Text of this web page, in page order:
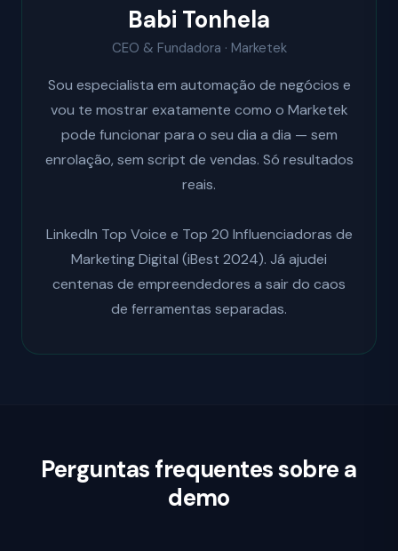
Babi Tonhela
CEO & Fundadora · Marketek
Sou especialista em automação de negócios e
vou te mostrar exatamente como o Marketek
pode funcionar para o seu dia a dia — sem
enrolação, sem script de vendas. Só resultados
reais.
LinkedIn Top Voice e Top 20 Influenciadoras de
Marketing Digital (iBest 2024). Já ajudei
centenas de empreendedores a sair do caos
de ferramentas separadas.
Perguntas frequentes sobre a
demo